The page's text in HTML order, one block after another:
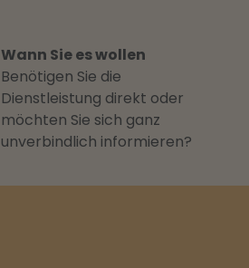
Wann Sie es wollen
Benötigen Sie die
Dienstleistung direkt oder
möchten Sie sich ganz
unverbindlich informieren?